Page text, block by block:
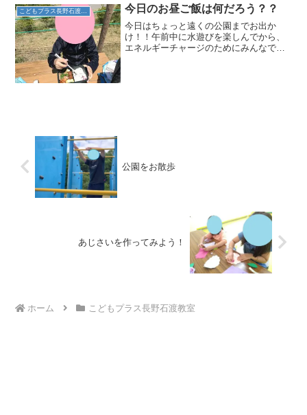
身長を考えて、５...
今日のお昼ご飯は何だろう？？
今日はちょっと遠くの公園までお出か
け！！午前中に水遊びを楽しんでから、
エネルギーチャージのためにみんなで太
公園をお散歩
あじさいを作ってみよう！
ホーム こどもプラス長野石渡教室